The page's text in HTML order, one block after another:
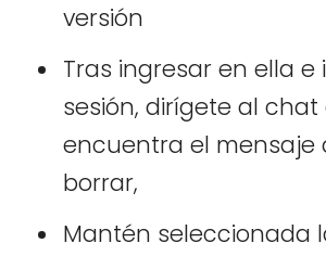
versión
Tras ingresar en ella e
sesión, dirígete al
encuentra el mensaje
borrar,
Mantén seleccionada